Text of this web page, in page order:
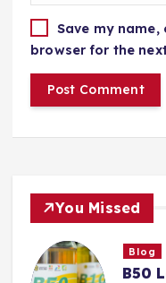
Save my
browser for the
You Missed
Blog
B50